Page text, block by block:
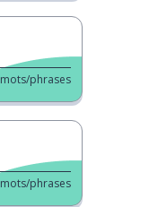
mots/phrases
mots/phrases